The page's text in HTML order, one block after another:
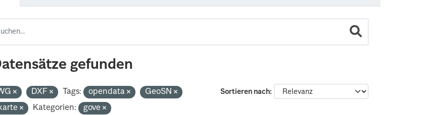
gefunden
Sortieren nach
DXF Tags: opendata
GeoSN
Kategorien: gove